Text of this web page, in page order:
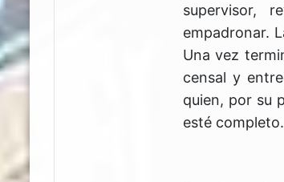
supervisor,
empadronar.
Una vez
censal y
quien, por su
esté completo.